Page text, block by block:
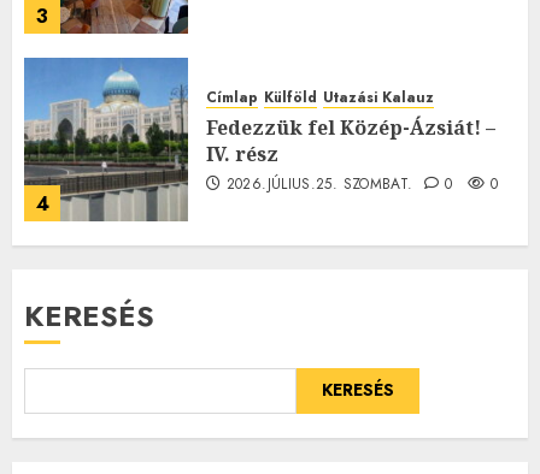
3
4
Címlap Külföld Utazási Kalauz
Fedezzük fel Közép-Ázsiát! –
IV. rész
2026.JÚLIUS.25. SZOMBAT. 0 0
KERESÉS
KERESÉS